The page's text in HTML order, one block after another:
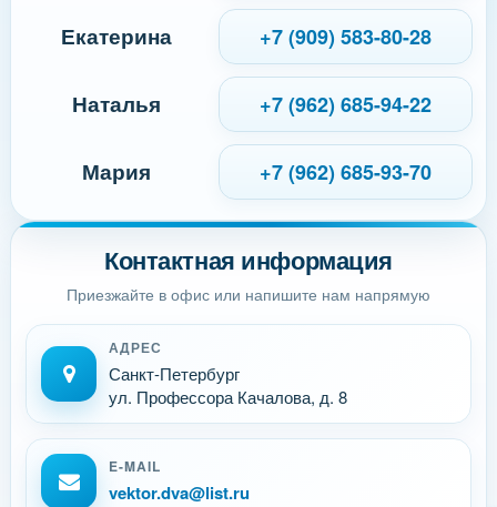
Контактная информация
Приезжайте в офис или напишите нам напрямую
АДРЕС
Санкт-Петербург
ул. Профессора Качалова, д. 8
E-MAIL
vektor.dva@list.ru
Екатерина +7 (909) 583-80-28
Наталья +7 (962) 685-94-22
Мария +7 (962) 685-93-70